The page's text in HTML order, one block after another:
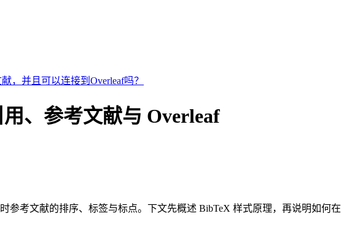
，并且可以连接到Overleaf吗？
、参考文献与 Overleaf
参考文献的排序、标签与标点。下文先概述 BibTeX 样式原理，再说明如何在